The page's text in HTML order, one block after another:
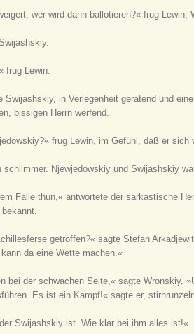
wer wird dann ballotieren?« frug Lewin,
frug Lewin.
Swijashskiy, in Verlegenheit geratend und
bissigen Herrn werfend.
frug Lewin, im Gefühl, daß er sich
schlimmer. Njewjedowskiy und Swijashskiy
Falle thun,« antwortete der sarkastische
getroffen?« sagte Stefan
da eine Wette machen.«
bei der schwachen Seite,« sagte Wronskiy.
Es ist ein Kampf!« sagte er,
Swijashskiy ist. Wie klar bei ihm alles ist!«